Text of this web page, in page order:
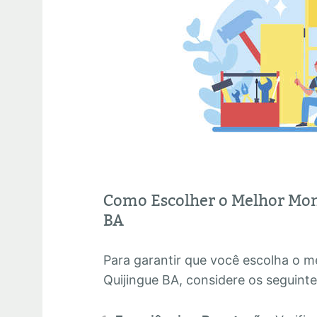
Como Escolher o Melhor
BA
Para garantir que você escolha o
Quijingue BA, considere os